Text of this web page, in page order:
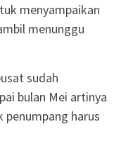
menyampaikan
menunggu
sudah
bulan Mei artinya
penumpang harus